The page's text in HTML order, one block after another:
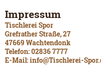
Impressum
Tischlerei Spor
Grefrather Straße, 27
47669 Wachtendonk
Telefon: 02836 7777
E-Mail:info@Tischlerei-